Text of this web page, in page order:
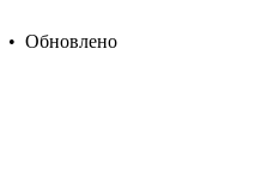
• Обновлено